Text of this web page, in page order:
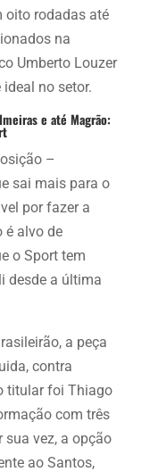
oito rodadas até
na
Umberto Louzer
no setor.
e até Magrão:
–
sai mais para o
por fazer a
é alvo de
o Sport tem
desde a última
a peça
contra
titular foi Thiago
com três
sua vez, a opção
ao Santos,